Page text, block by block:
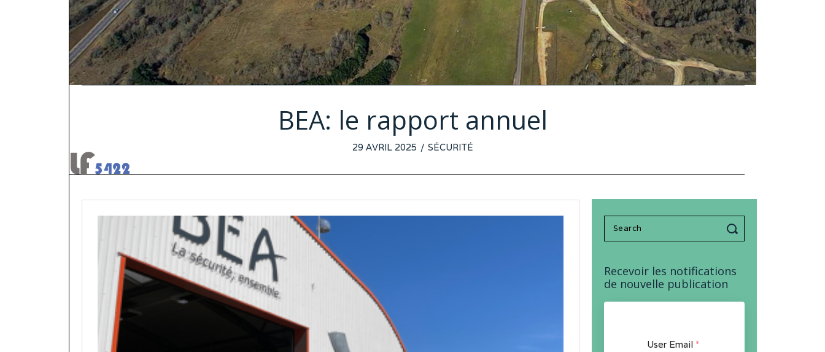
BEA: le rapport annuel
POSTED
29 AVRIL 2025 24
2025
SÉCURITÉ
Search
for:
Recevoir les notifications
de nouvelle publication
User Email *